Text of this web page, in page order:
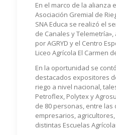
En el marco de la alianza
Asociación Gremial de
SNA Educa se realizó el
de Canales y
por AGRYD y el Centro
Liceo Agrícola El Carmen
En la oportunidad se
destacados expositores
riego a nivel nacional,
Petroflex, Polytex y
de 80 personas, entre
empresarios,
distintas Escuelas